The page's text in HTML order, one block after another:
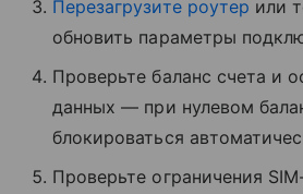
Перезагрузите роутер или
обновить параметры
Проверьте баланс счета и
данных — при нулевом
блокироваться
Проверьте ограничения